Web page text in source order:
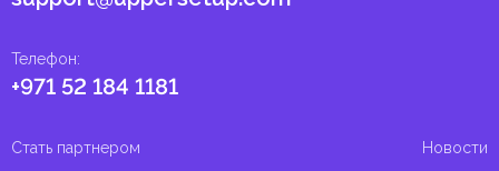
Телефон:
+971 52 184 1181
Стать партнером Новости